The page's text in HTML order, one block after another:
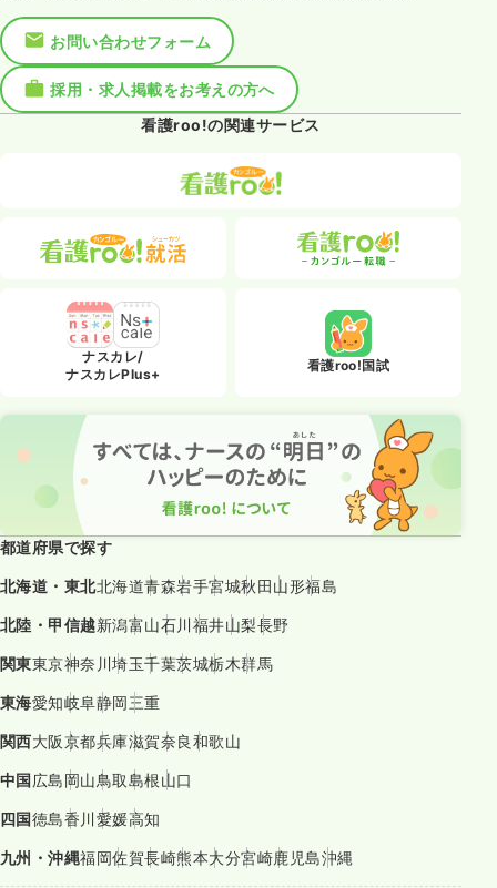
お問い合わせフォーム
採用・求人掲載をお考えの方へ
看護roo!の関連サービス
ナスカレ/
ナスカレPlus+
看護roo!国試
都道府県で探す
北海道・東北北海道青森岩手宮城秋田山形福島
北陸・甲信越新潟富山石川福井山梨長野
関東東京神奈川埼玉千葉茨城栃木群馬
東海愛知岐阜静岡三重
関西大阪京都兵庫滋賀奈良和歌山
中国広島岡山鳥取島根山口
四国徳島香川愛媛高知
九州・沖縄福岡佐賀長崎熊本大分宮崎鹿児島沖縄